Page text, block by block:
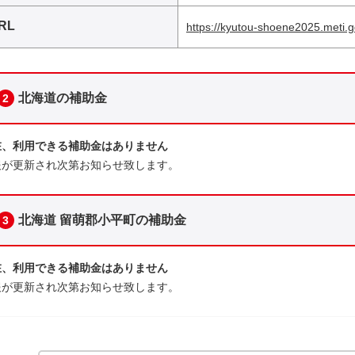
https://kyutou-
2 北海道の補助金
利用できる補助金はありません
更新され次第お知らせ致します。
3 北海道 留萌郡小平町の補助金
利用できる補助金はありません
更新され次第お知らせ致します。